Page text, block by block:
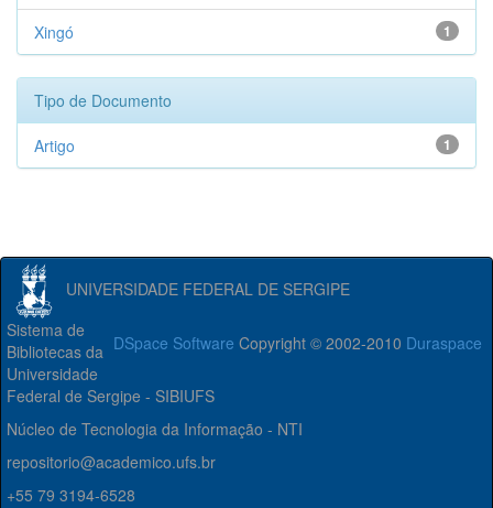
1
Xingó
Tipo de Documento
1
Artigo
UNIVERSIDADE FEDERAL DE SERGIPE
DSpace Software Copyright © 2002-2010 Duraspace
Sistema de
Bibliotecas da
Universidade
Federal de Sergipe - SIBIUFS
Núcleo de Tecnologia da Informação - NTI
repositorio@academico.ufs.br
+55 79 3194-6528